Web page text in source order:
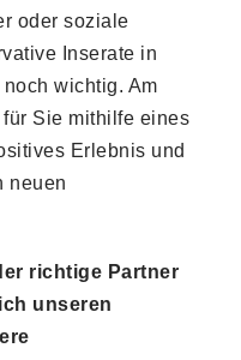
oder soziale
Inserate in
wichtig. Am
Sie mithilfe eines
Erlebnis und
neuen
richtige Partner
unseren